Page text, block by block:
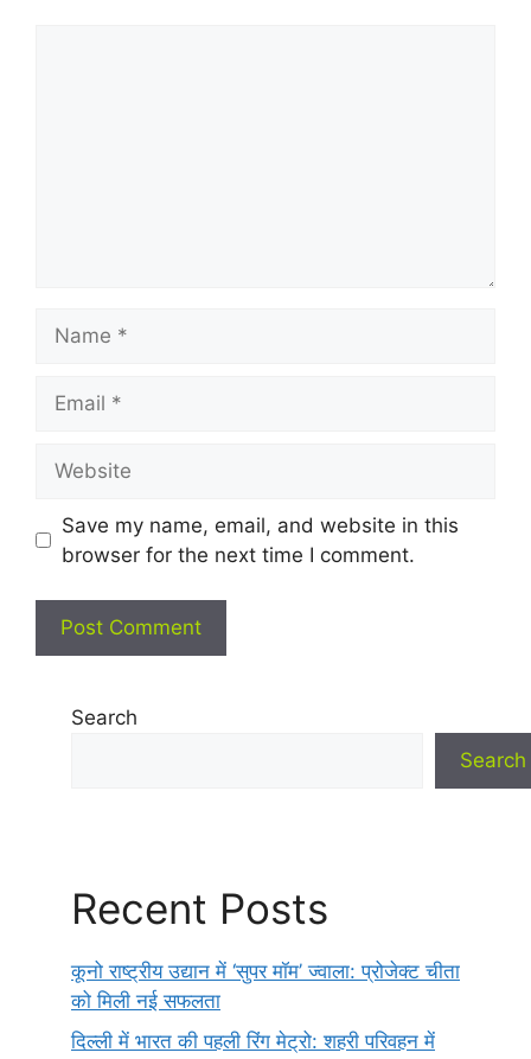
Save my name, email, and website in this
browser for the next time I comment.
Search
Search
Recent Posts
कूनो राष्ट्रीय उद्यान में ‘सुपर मॉम’ ज्वाला: प्रोजेक्ट चीता
को मिली नई सफलता
दिल्ली में भारत की पहली रिंग मेट्रो: शहरी परिवहन में